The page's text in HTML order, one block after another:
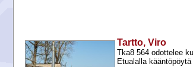
Tartto, Viro
Tka8 564 odottelee
Etualalla kääntöpöytä